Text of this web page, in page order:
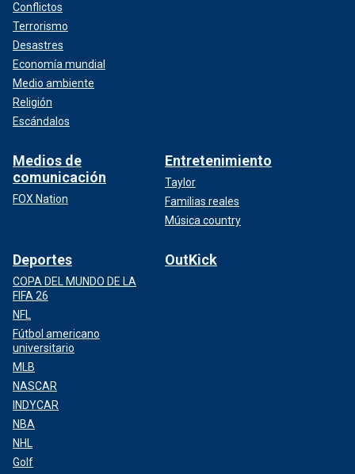
Conflictos
Terrorismo
Desastres
Economía mundial
Medio ambiente
Religión
Escándalos
Medios de
comunicación
FOX Nation
Entretenimiento
Taylor
Familias reales
Música country
Deportes
COPA DEL MUNDO DE LA
FIFA 26
NFL
Fútbol americano
universitario
MLB
NASCAR
INDYCAR
NBA
NHL
Golf
OutKick